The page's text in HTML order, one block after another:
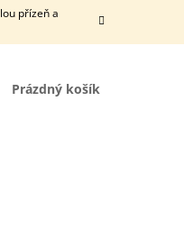
přízeň a
NÁKUPNÍ
KOŠÍK
Prázdný košík